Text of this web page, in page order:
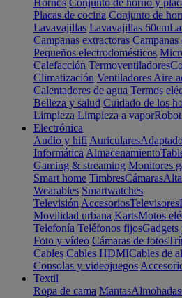
Hornos Conjunto de horno y
Placas de cocina Conjunto de
Lavavajillas Lavavajillas 60cm
Campanas extractoras Campanas
Pequeños electrodomésticos
Calefacción Termoventiladores
Climatización Ventiladores Aire
Calentadores de agua Termos
Belleza y salud Cuidado de los
Limpieza Limpieza a vapor
Electrónica
Audio y hifi Auriculares
Informática Almacenamiento
Gaming & streaming Monitores
Smart home TimbresCámaras
Wearables Smartwatches
Televisión AccesoriosTelevisores
Movilidad urbana KartsMotos
Telefonía Teléfonos fijosGadgets
Foto y vídeo Cámaras de fotos
Cables Cables HDMICables de
Consolas y videojuegos
Textil
Ropa de cama MantasAlmohadas